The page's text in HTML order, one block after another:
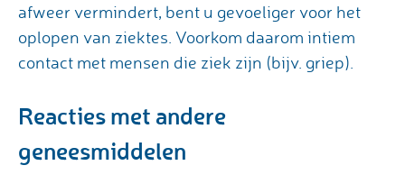
afweer vermindert, bent u gevoeliger voor het
oplopen van ziektes. Voorkom daarom intiem
contact met mensen die ziek zijn (bijv. griep).
Reacties met andere
geneesmiddelen